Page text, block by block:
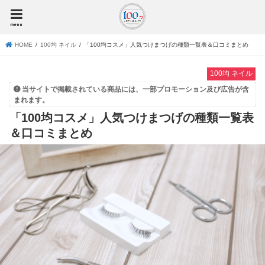
menu
HOME 100均 ネイル 「100均コスメ」人気つけまつげの種類一覧表＆口コミまとめ
100均 ネイル
当サイトで掲載されている商品には、一部プロモーション及び広告が含
まれます。
「100均コスメ」人気つけまつげの種類一覧表
＆口コミまとめ